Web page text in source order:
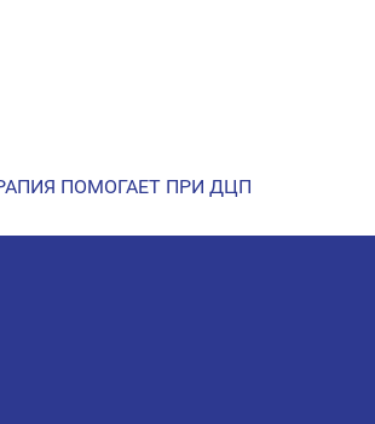
ПОМОГАЕТ ПРИ ДЦП